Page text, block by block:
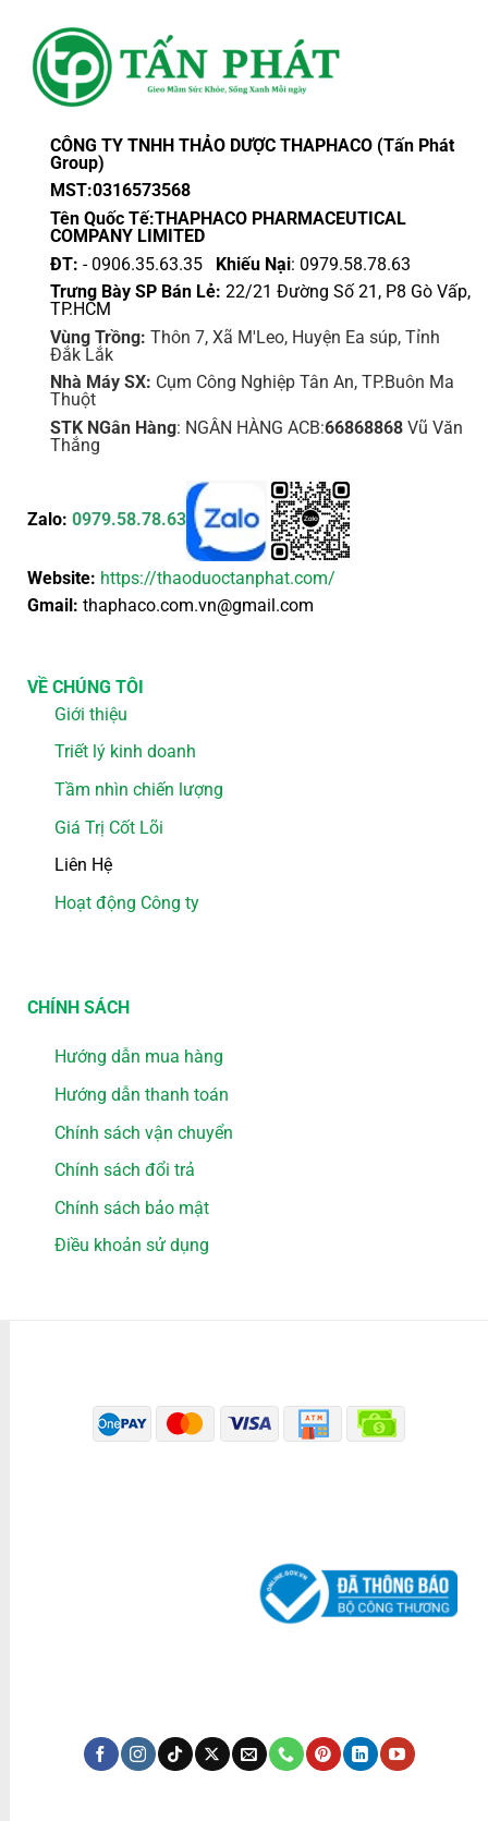
chọn
thể
được
chọn
trang
phẩm
thể
được
trang
phẩm
CÔNG TY TNHH THẢO DƯỢC THAPHACO (Tấn Phát
Group)
MST:0316573568
Tên Quốc Tế:THAPHACO PHARMACEUTICAL
COMPANY LIMITED
ĐT: - 0906.35.63.35 Khiếu Nại: 0979.58.78.63
Trưng Bày SP Bán Lẻ: 22/21 Đường Số 21, P8 Gò Vấp,
TP.HCM
Vùng Trồng: Thôn 7, Xã M'Leo, Huyện Ea súp, Tỉnh
Đắk Lắk
Nhà Máy SX: Cụm Công Nghiệp Tân An, TP.Buôn Ma
Thuột
STK NGân Hàng: NGÂN HÀNG ACB:66868868Vũ Văn
Thắng
Zalo: 0979.58.78.63
Website: https://thaoduoctanphat.com/
Gmail: thaphaco.com.vn@gmail.com
VỀ CHÚNG TÔI
Giới thiệu
Triết lý kinh doanh
Tầm nhìn chiến lượng
Giá Trị Cốt Lõi
Liên Hệ
Hoạt động Công ty
CHÍNH SÁCH
Hướng dẫn mua hàng
Hướng dẫn thanh toán
Chính sách vận chuyển
Chính sách đổi trả
Chính sách bảo mật
Điều khoản sử dụng